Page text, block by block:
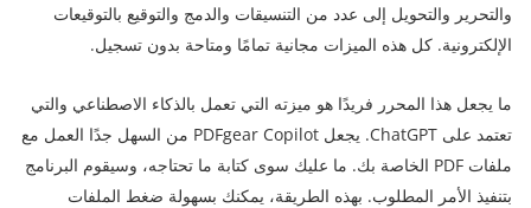
والتحرير والتحويل إلى عدد من التنسيقات والدمج والتوقيع بالتوقيعات
الإلكترونية. كل هذه الميزات مجانية تمامًا ومتاحة بدون تسجيل.
ما يجعل هذا المحرر فريدًا هو ميزته التي تعمل بالذكاء الاصطناعي والتي
تعتمد على ChatGPT. يجعل PDFgear Copilot من السهل جدًا العمل مع
ملفات PDF الخاصة بك. ما عليك سوى كتابة ما تحتاجه، وسيقوم البرنامج
بتنفيذ الأمر المطلوب. بهذه الطريقة، يمكنك بسهولة ضغط الملفات